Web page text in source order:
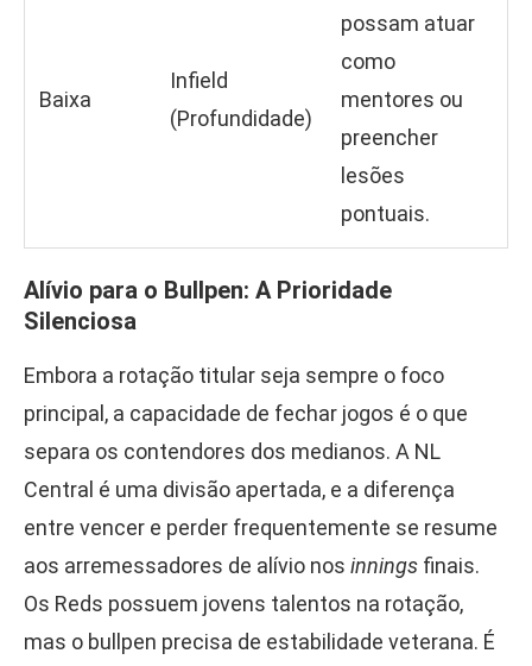
Baixa
Infield
(Profundidade)
possam atuar
como
mentores ou
preencher
lesões
pontuais.
Alívio para o Bullpen: A Prioridade
Silenciosa
Embora a rotação titular seja sempre o foco
principal, a capacidade de fechar jogos é o que
separa os contendores dos medianos. A NL
Central é uma divisão apertada, e a diferença
entre vencer e perder frequentemente se resume
aos arremessadores de alívio nos innings finais.
Os Reds possuem jovens talentos na rotação,
mas o bullpen precisa de estabilidade veterana. É